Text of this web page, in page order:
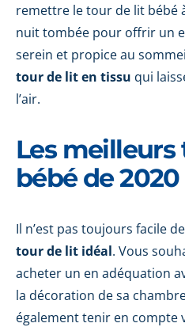
remettre le tour de lit bébé
nuit tombée pour offrir un
serein et propice au
tour de lit en tissu qui
l’air.
Les
bébé de 2020
Il n’est pas toujours facile
tour de lit idéal. Vous
acheter un en adéquation
la décoration de sa
également tenir en compte